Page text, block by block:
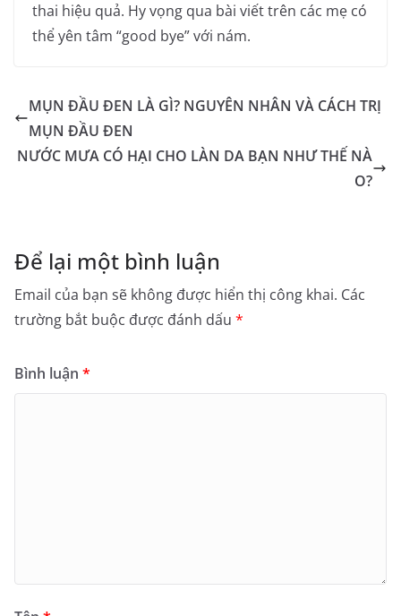
thai hiệu quả. Hy vọng qua bài viết trên các mẹ có
thể yên tâm “good bye” với nám.
MỤN ĐẦU ĐEN LÀ GÌ? NGUYÊN NHÂN VÀ CÁCH TRỊ
MỤN ĐẦU ĐEN
NƯỚC MƯA CÓ HẠI CHO LÀN DA BẠN NHƯ THẾ NÀ
O?
Để lại một bình luận
Email của bạn sẽ không được hiển thị công khai. Các
trường bắt buộc được đánh dấu *
Bình luận *